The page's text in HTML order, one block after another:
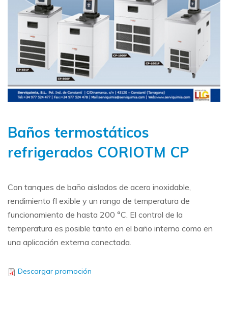
Baños termostáticos
refrigerados CORIOTM CP
Con tanques de baño aislados de acero inoxidable,
rendimiento fl exible y un rango de temperatura de
funcionamiento de hasta 200 °C. El control de la
temperatura es posible tanto en el baño interno como en
una aplicación externa conectada.
Descargar promoción